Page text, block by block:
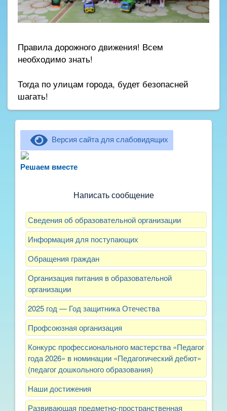
Правила дорожного движения! Всем
необходимо знать!
Тогда по улицам города, будет безопасней
шагать!
Версия сайта для слабовидящих
Решаем вместерассказать о воспитателях? Знаете, как
Написать сообщение
Сведения об образовательной организации
Информация для поступающих
Обращения граждан
Организация питания в образовательной
организации
2025 год — Год защитника Отечества
Профсоюзная организация
Конкурс профессионального мастерства «Педагог
года 2026» в номинации «Педагогический дебют»
(педагог дошкольного образования)
Наши достижения
Развивающая предметно-пространственная